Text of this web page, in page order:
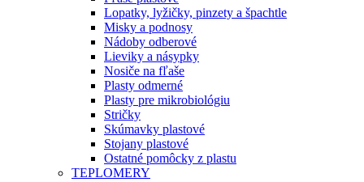
Lopatky, lyžičky, pinzety a špachtle
Misky a podnosy
Nádoby odberové
Lieviky a násypky
Nosiče na fľaše
Plasty odmerné
Plasty pre mikrobiológiu
Stričky
Skúmavky plastové
Stojany plastové
Ostatné pomôcky z plastu
TEPLOMERY